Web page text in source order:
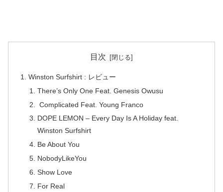
目次
Winston Surfshirt : レビュー
There’s Only One Feat. Genesis Owusu
Complicated Feat. Young Franco
DOPE LEMON – Every Day Is A Holiday feat.
Winston Surfshirt
Be About You
NobodyLikeYou
Show Love
For Real